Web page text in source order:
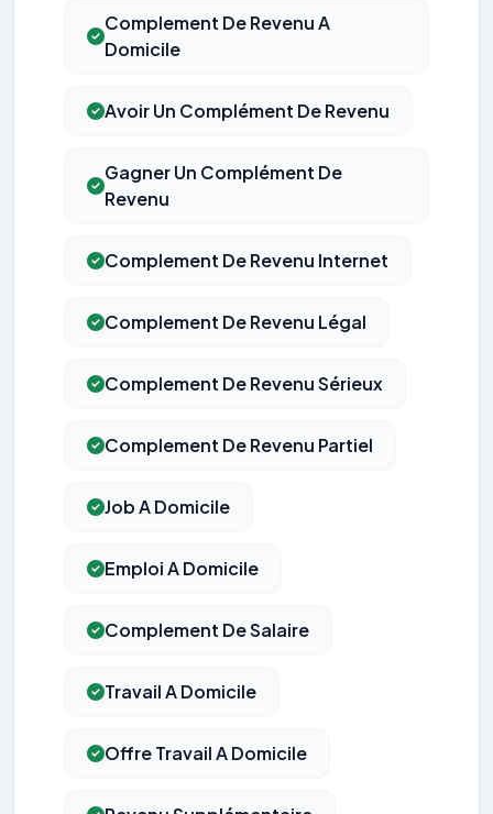
Complement De Revenu A
Domicile
Avoir Un Complément De Revenu
Gagner Un Complément De
Revenu
Complement De Revenu Internet
Complement De Revenu Légal
Complement De Revenu Sérieux
Complement De Revenu Partiel
Job A Domicile
Emploi A Domicile
Complement De Salaire
Travail A Domicile
Offre Travail A Domicile